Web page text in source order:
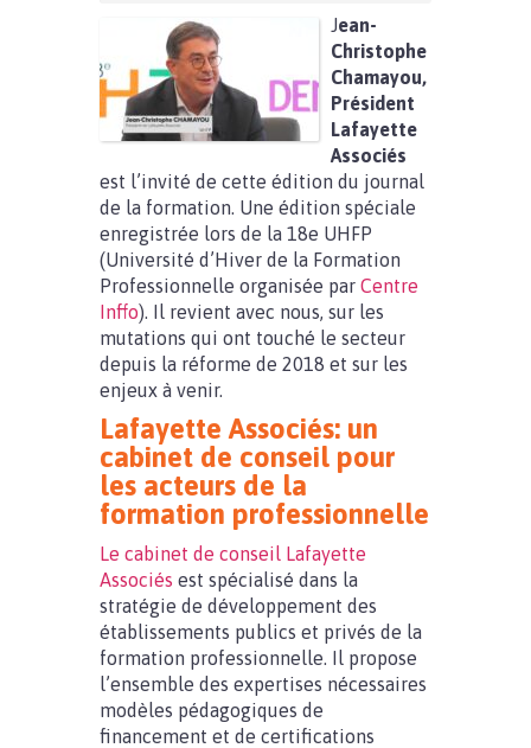
Jean-
Christophe
Chamayou,
Président
Lafayette
Associés
est l’invité de cette édition du journal
de la formation. Une édition spéciale
enregistrée lors de la 18e UHFP
(Université d’Hiver de la Formation
Professionnelle organisée par Centre
Inffo). Il revient avec nous, sur les
mutations qui ont touché le secteur
depuis la réforme de 2018 et sur les
enjeux à venir.
Lafayette Associés: un
cabinet de conseil pour
les acteurs de la
formation professionnelle
Le cabinet de conseil Lafayette
Associés est spécialisé dans la
stratégie de développement des
établissements publics et privés de la
formation professionnelle. Il propose
l’ensemble des expertises nécessaires
modèles pédagogiques de
financement et de certifications